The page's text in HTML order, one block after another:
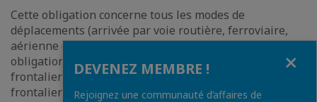
Cette obligation concerne tous les modes de
déplacements (arrivée par voie routière, ferroviaire,
aérienne ou maritime). Sont exemptés de cette
obligation les transporteurs routiers, les travailleurs
frontaliers et les résidents des bassins de vie
frontaliers dans un rayon de 30 km autour de leur
DEVENEZ MEMBRE !
Rejoignez une communauté d’affaires de